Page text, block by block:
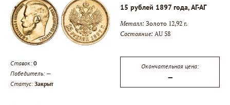
15 рублей 1897 года, АГ-АГ
Металл: Золото 12,92 г.
Состояние: AU 58
Ставок:0
Победитель: —
Статус:Закрыт
Окончательная цена:
—